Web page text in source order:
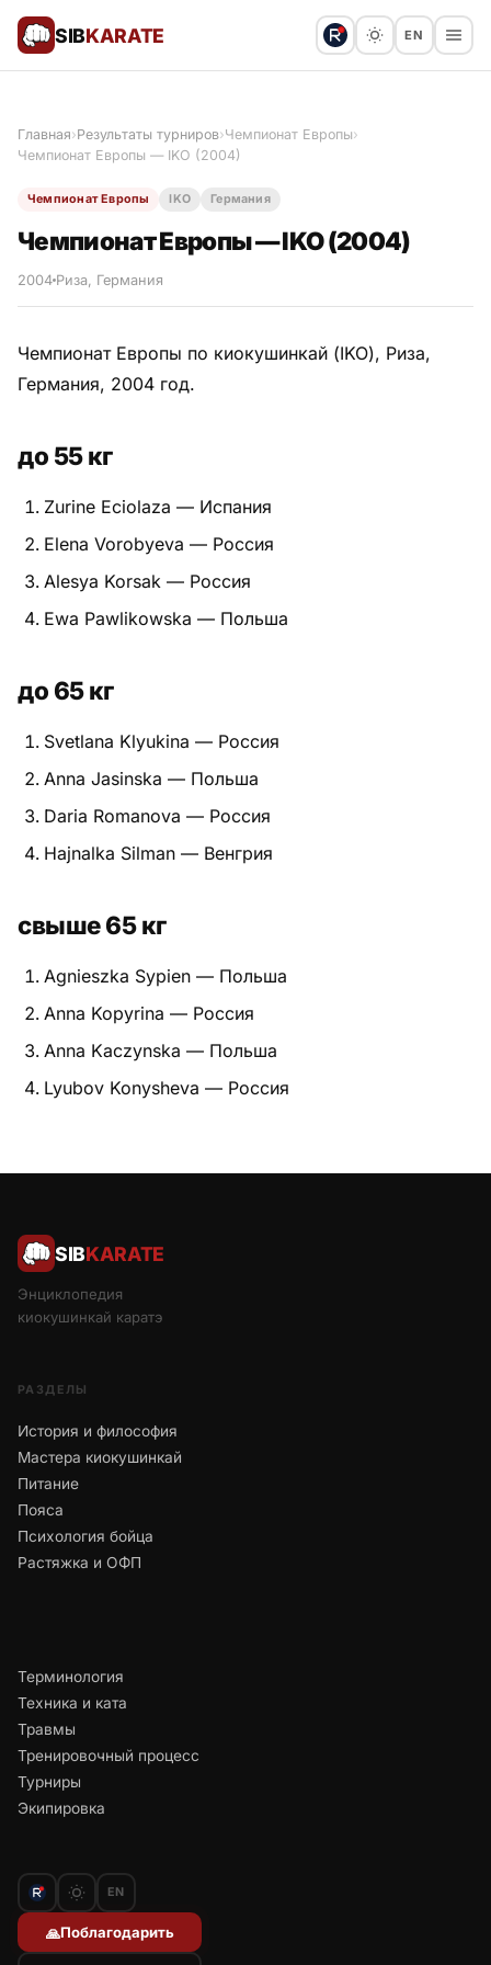
SIBKARATE EN
Все статьи
Результаты турниров
Пояса
Психология бойца
Техника и ката
Травмы
Турниры
Экипировка
Главная›Результаты турниров›Чемпионат Европы›
Чемпионат Европы — IKO (2004)
Чемпионат Европы IKO Германия
Чемпионат Европы — IKO (2004)
2004 Риза, Германия
Чемпионат Европы по киокушинкай (IKO), Риза,
Германия, 2004 год.
до 55 кг
Zurine Eciolaza — Испания
Elena Vorobyeva — Россия
Alesya Korsak — Россия
Ewa Pawlikowska — Польша
до 65 кг
Svetlana Klyukina — Россия
Anna Jasinska — Польша
Daria Romanova — Россия
Hajnalka Silman — Венгрия
свыше 65 кг
Agnieszka Sypien — Польша
Anna Kopyrina — Россия
Anna Kaczynska — Польша
Lyubov Konysheva — Россия
SIBKARATE
Энциклопедия
киокушинкай каратэ
РАЗДЕЛЫ
История и философия
Мастера киокушинкай
Питание
Пояса
Психология бойца
Растяжка и ОФП
Терминология
Техника и ката
Травмы
Тренировочный процесс
Турниры
Экипировка
EN
🙏Поблагодарить